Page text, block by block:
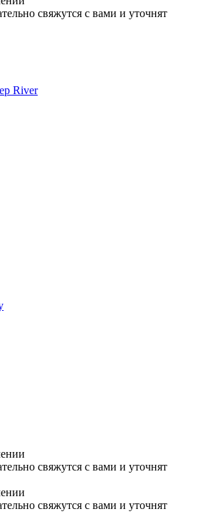
свяжутся с вами и уточнят
River
свяжутся с вами и уточнят
свяжутся с вами и уточнят